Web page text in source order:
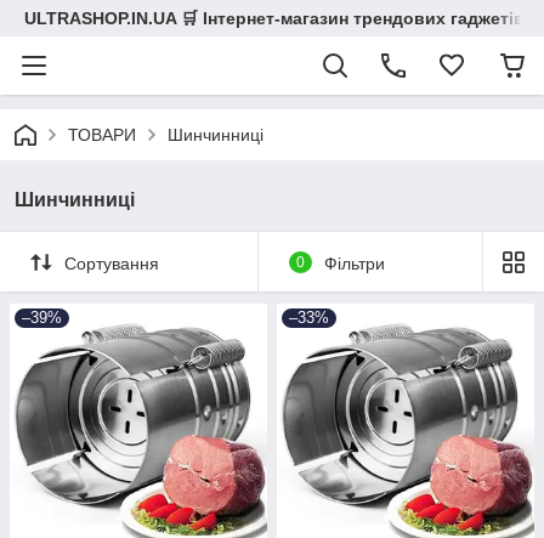
ULTRASHOP.IN.UA 🛒 Інтернет-магазин трендових гаджетів
ТОВАРИ Шинчинниці
Шинчинниці
Сортування 0 Фільтри
–39% –33%